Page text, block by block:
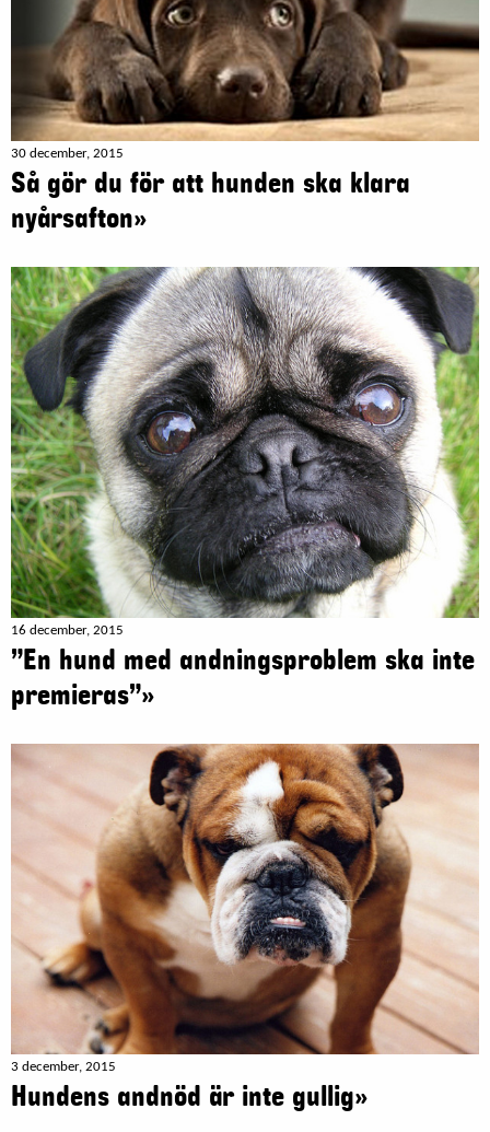
30 december, 2015
Så gör du för att hunden ska klara
nyårsafton»
16 december, 2015
”En hund med andningsproblem ska inte
premieras”»
3 december, 2015
Hundens andnöd är inte gullig»